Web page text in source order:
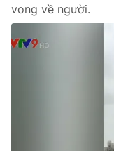
vong về người.